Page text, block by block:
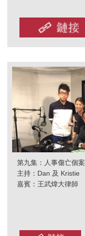
第九集：人事傷亡個案
主持：Dan 及 Kristie
嘉賓：王武煒大律師